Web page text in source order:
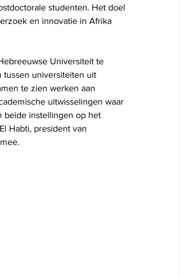
studenten. Het doel
en innovatie in Afrika
Universiteit te
tussen universiteiten uit
te zien werken aan
uitwisselingen waar
beide instellingen op het
Habti, president van